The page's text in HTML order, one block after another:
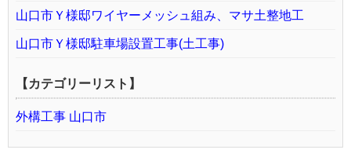
山口市Ｙ様邸ワイヤーメッシュ組み、マサ土整地工
山口市Ｙ様邸駐車場設置工事(土工事)
【カテゴリーリスト】
外構工事 山口市